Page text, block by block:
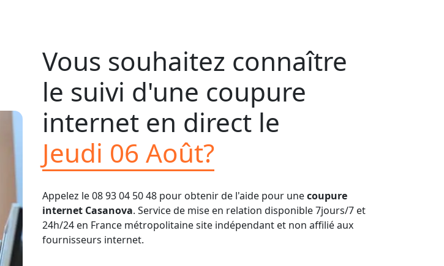
Vous souhaitez connaître
le suivi d'une coupure
internet en direct le
Jeudi 06 Août?
Appelez le 08 93 04 50 48 pour obtenir de l'aide pour unecoupure
internet Casanova. Service de mise en relation disponible 7jours/7 et
24h/24 en France métropolitaine site indépendant et non affilié aux
fournisseurs internet.